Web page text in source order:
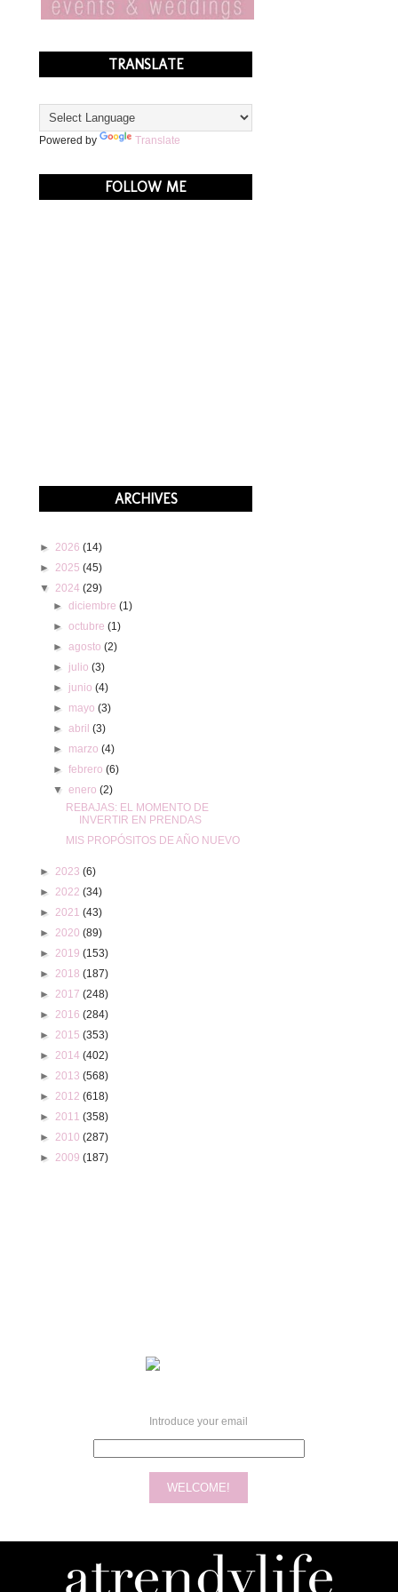
TRANSLATE
Powered by Translate
FOLLOW ME
ARCHIVES
►2026(14)
►2025(45)
▼2024(29)
► diciembre (1)
► octubre (1)
► agosto (2)
► julio (3)
► junio (4)
► mayo (3)
► abril (3)
► marzo (4)
► febrero (6)
▼ enero (2)
REBAJAS: EL MOMENTO DE
INVERTIR EN PRENDAS
MIS PROPÓSITOS DE AÑO NUEVO
►2023(6)
►2022(34)
►2021(43)
►2020(89)
►2019(153)
►2018(187)
►2017(248)
►2016(284)
►2015(353)
►2014(402)
►2013(568)
►2012(618)
►2011(358)
►2010(287)
►2009(187)
Introduce your email